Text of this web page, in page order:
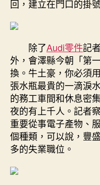
回，建立在門口的掛
除了Audi零件記
外，會澤縣今朝「第
換。牛土豪，你必須
張水瓶最貴的一滴淚
的務工車間和休息密
夜的有上千人。記者
重要從事電子產物、
個種類，可以說，豐
多的失業職位。